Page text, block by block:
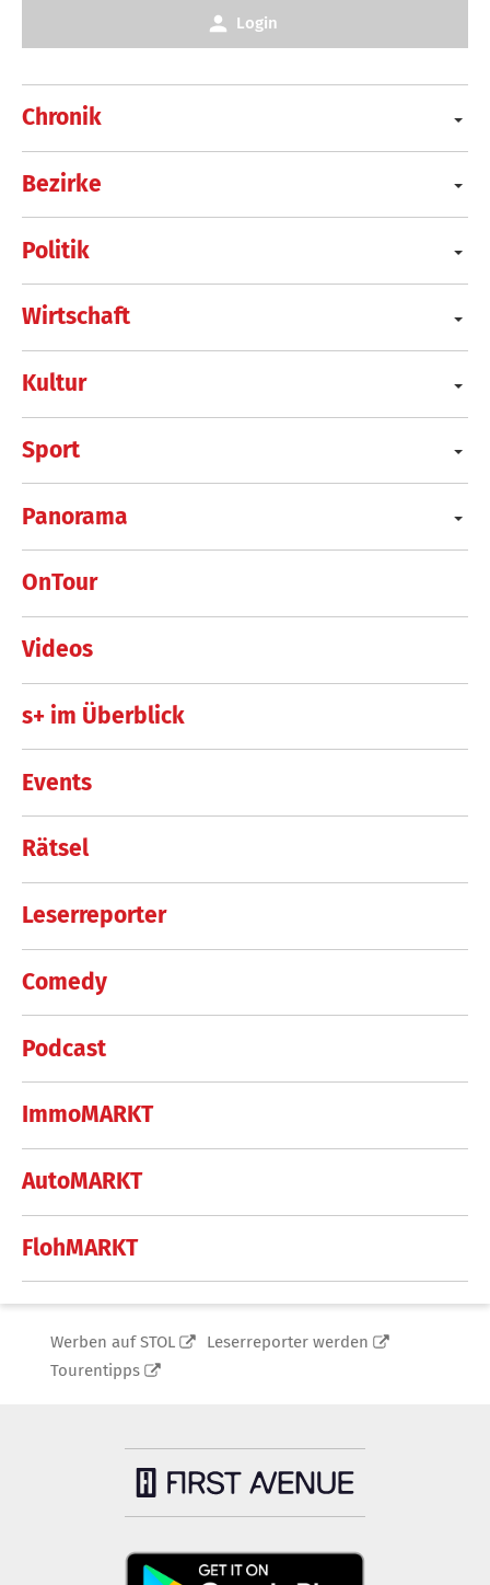
Chronik
Bezirke
Politik
Wirtschaft
Kultur
Sport
Panorama
OnTour
Videos
s+ im Überblick
Events
Rätsel
Leserreporter
Comedy
Podcast
ImmoMARKT
AutoMARKT
FlohMARKT
Login
Werben auf STOL
Leserreporter werden
Tourentipps